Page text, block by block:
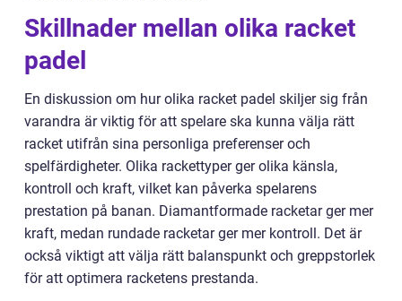
Skillnader mellan olika racket
padel
En diskussion om hur olika racket padel skiljer sig från
varandra är viktig för att spelare ska kunna välja rätt
racket utifrån sina personliga preferenser och
spelfärdigheter. Olika rackettyper ger olika känsla,
kontroll och kraft, vilket kan påverka spelarens
prestation på banan. Diamantformade racketar ger mer
kraft, medan rundade racketar ger mer kontroll. Det är
också viktigt att välja rätt balanspunkt och greppstorlek
för att optimera racketens prestanda.